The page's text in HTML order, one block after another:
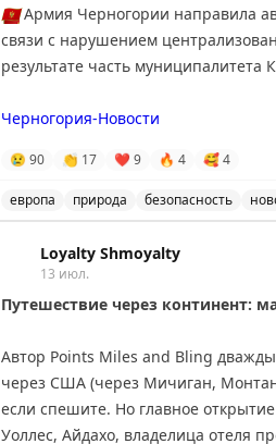
🇲🇪Армия Черногории направила
связи с нарушением
результате часть муниципалитета
Черногория-Новости
😢 90 👏 17 ❤ 9 🔥 4 🥰4
европа природа безопасность
Loyalty Shmoyalty
13 июл.
Путешествие через континент:
Автор Points Miles and Bling
через США (через Мичиган,
если спешите. Но главное
Уоллес, Айдахо, владелица отеля